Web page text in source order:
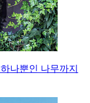
나뿐인 나무까지